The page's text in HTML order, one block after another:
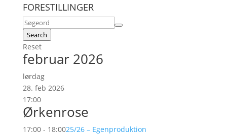
FORESTILLINGER
Search
Reset
februar 2026
lørdag
28. feb 2026
17:00
Ørkenrose
17:00 - 18:0025/26 – Egenproduktion